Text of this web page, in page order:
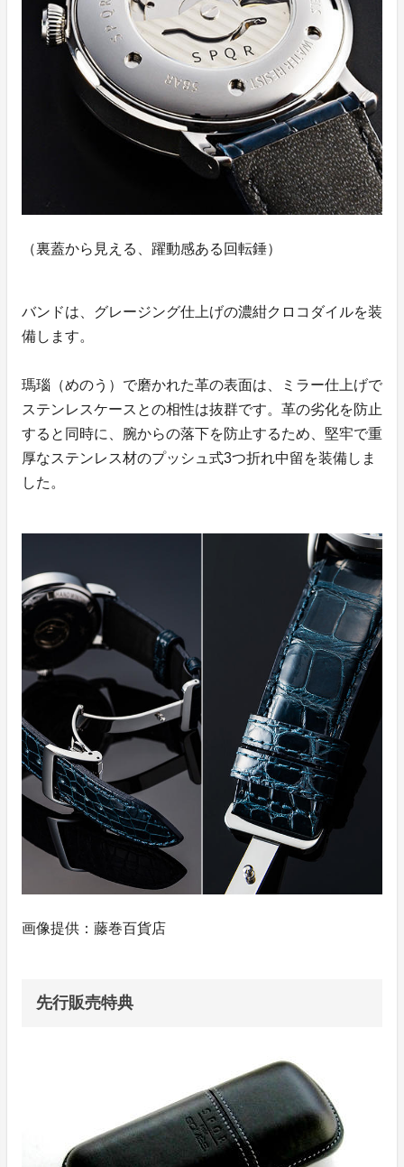
（裏蓋から見える、躍動感ある回転錘）
バンドは、グレージング仕上げの濃紺クロコダイルを装
備します。
瑪瑙（めのう）で磨かれた革の表面は、ミラー仕上げで
ステンレスケースとの相性は抜群です。革の劣化を防止
すると同時に、腕からの落下を防止するため、堅牢で重
厚なステンレス材のプッシュ式3つ折れ中留を装備しま
した。
画像提供：藤巻百貨店
先行販売特典